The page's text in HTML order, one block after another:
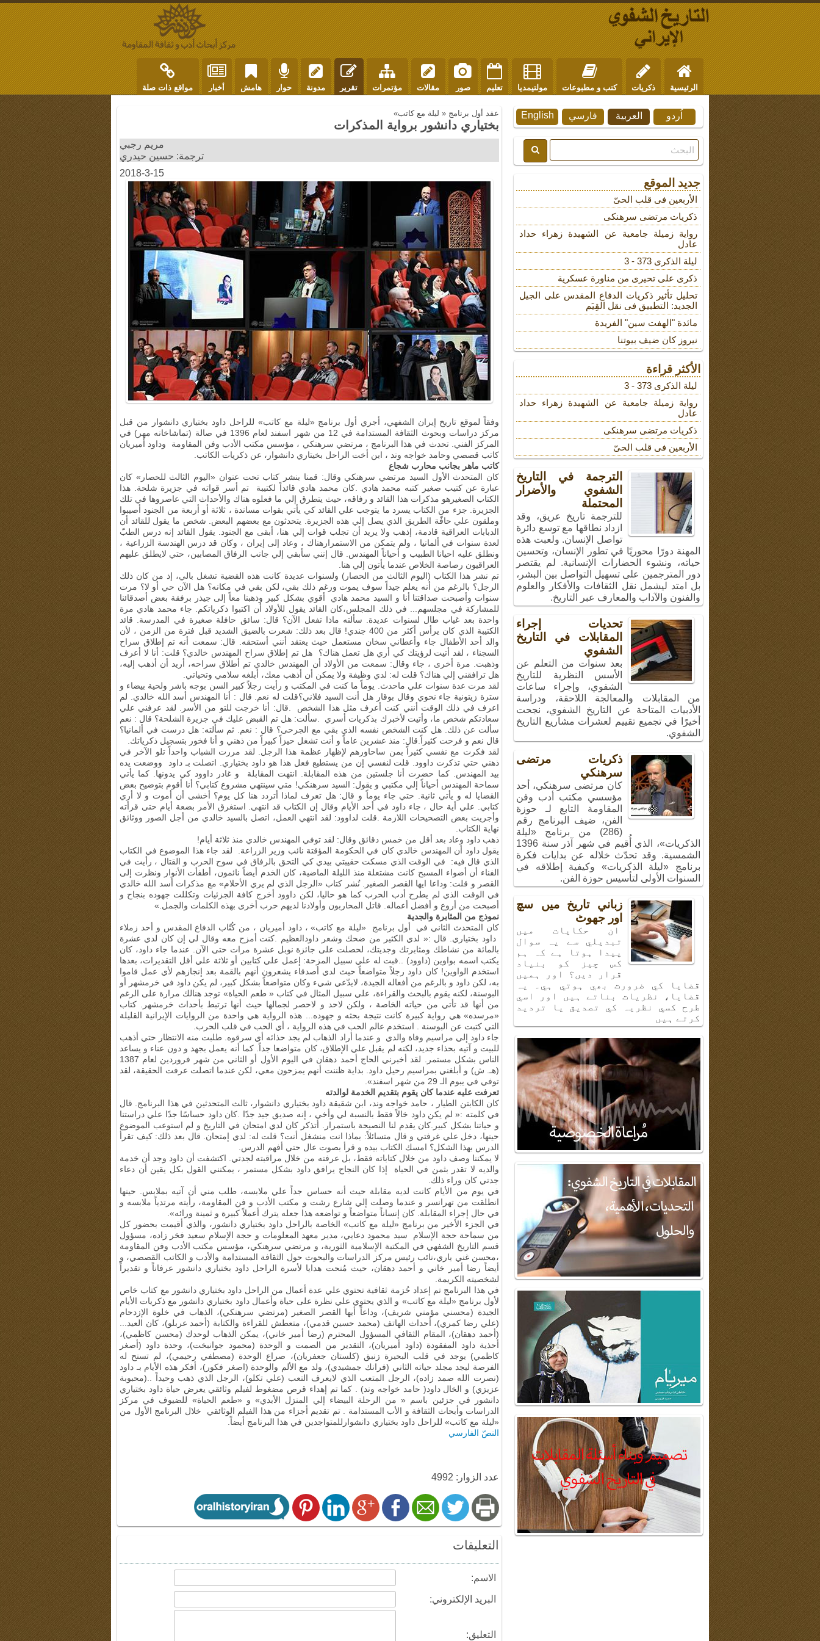
الرئيسية ذكريات كتب و مطبوعات مولتيمديا تعليم صور مقالات مؤتمرات تقرير مدونة حوار هامش أخبار مواقع ذات صلة
عقد أول برنامج « ليلة مع كاتب»
بختياري دانشور برواية المذكرات
مريم رجبي
ترجمة: حسين حيدري
2018-3-15
وفقاً لموقع تاريخ إيران الشفهي، أجري أول برنامج «ليلة مع كاتب» للراحل داود بختياري دانشوار من قبل
مركز دراسات وبحوث الثقافة المستدامة في 12 من شهر اسفند لعام 1396 في صالة (تماشاخانه مهر) في
المركز الفني. تحدث في هذا البرنامج ، مرتضي سرهنكي ، مؤسس مكتب الأدب وفن المقاومة وداود أميريان
كاتب قصصي وحامد خواجه وند ، ابن أخت الراحل بخيتاري دانشوار، عن ذكريات الكاتب
كاتب ماهر بجانب محارب شجاع
كان المتحدث الأول السيد مرتضي سرهنكي وقال: قمنا بنشر كتاب تحت عنوان «اليوم الثالث للحصار» كان
عبارة عن كتيب صغير كتبه محمد هادي .كان محمد هادي قائداً لكتيبة تم أسر قواته في جزيرة شلحة. هذا
الكتاب الصغيرهو مذكرات هذا القائد و رفاقه، حيث يتطرق إلي ما فعلوه هناك والأحداث التي عاصروها في تلك
الجزيرة. جزء من الكتاب يسرد ما يتوجب علي القائد كي يأتي بقوات مساندة ، ثلاثة أو أربعة من الجنود أصيبوا
وملقون علي حافّة الطريق الذي يصل إلي هذه الجزيرة. يتحدثون مع بعضهم البعض. شخص ما يقول للقائد أن
الدبابات العراقية قادمة، إذهب ولا يريد أن تجلب قوات إلي هنا، أبقى مع الجنود. يقول القائد إنه درس الطبّ
لعدة سنوات في ألمانيا ، ولم يتمكن من الاستمرارهناك ، وعاد إلى إيران ، وكان قد درس الهندسة الزراعية ،
ونطلق عليه احيانا الطبيب و أحياناً المهندس. قال إنني سأبقي إلي جانب الرفاق المصابين، حتي لايطلق عليهم
العراقيون رصاصة الخلاص عندما يأتون إلي هنا.
تم نشر هذا الكتاب (اليوم الثالث من الحصار) ولسنوات عديدة كانت هذه القضية تشغل بالي، إذ من كان ذلك
الرجل؟ بالرغم من أنه يعلم جيداً سوف يموت ورغم ذلك بقي، لكن بقي في مكانه؟ هل الآن حي أو لا؟ مرت
سنوات وأصبحت صداقتنا أنا و السيد محمد هادي أقوي بشكل كبير وذهبنا معاً إلى جيذر برفقة بعض أصدقائنا
للمشاركة في مجلسهم... في ذلك المجلس،كان القائد يقول للأولاد أن اكتبوا ذكرياتكم. جاء محمد هادي مرة
واحدة بعد غياب طال لسنوات عديدة. سألته ماذا تفعل الآن؟ قال: سائق حافلة صغيرة في المدرسة. قائد
الكتيبة الذي كان يرأس أكثر من 400 جندي! قال بعد ذلك: شعرت بالضيق الشديد قبل فترة من الزمن ، لأن
والد أحد الأطفال جاء وأعطاني سخان مستعمل حيث يعتقد أنني أستحقه. قال: سمعت أنه تم إطلاق سراح
السجناء ، لقد أتيت لرؤيتك كي أري هل تعمل هناك؟ هل تم إطلاق سراح المهندس خالدي؟ قلت: أنا لا أعرف
وذهبت. مرة أخرى ، جاء وقال: سمعت من الأولاد أن المهندس خالدي تم أطلاق سراحه، أريد أن أذهب إليه،
هل ترافقني إلي هناك؟ قلت له: لدي وظيفة ولا يمكن أن أذهب معك، أبلغه سلامي وتحياتي.
لقد مرت عدة سنوات علي ماحدث. يوماً ما كنت في المكتب و رأيت رجلاً كبير السن بوجه باشر ولحية بيضاء و
سترة زيتونية جاء نحوي وقال بوقار هل أنت السيد فلاني؟قلت له نعم. قال : أنا المهندس أسد الله خالدي. لم
اعرف في ذلك الوقت أنني كنت أعرف مثل هذا الشخص
قال: أنا خرجت للتو من الأسر
لقد عرفني علي
سعادتكم شخص ما، وأتيت لأخبرك بذكريات أسري
سألت: هل تم القبض عليك في جزيرة الشلحة؟ قال : نعم
سألت عن ذلك. هل كنت الشخص نفسه الذي بقي مع الجرحى؟ قال : نعم. ثم سألته: هل درست في ألمانيا؟
قال نعم و فرحت كثيراً.قال: منذ عشرين عاماً و أنت تشغل حيزاً كبيراً من ذهني و أنا فخور بتسجيل ذكرياتك.
لقد فكرت مع نفسي كثيراً بمن ساحاورهم لإظهار عظمة هذا الرجل. لقد مررت الشباب واحداً تلو الآخر في
ذهني حتي تذكرت داوود. قلت لنفسي إن من يستطيع فعل هذا هو داود بختياري
اتصلت بـ داود ووضعت يده
بيد المهندس. كما حضرت أنا جلستين من هذه المقابلة. انتهت المقابلة و غادر داوود كي يدونها. كما يأتي
سماحة المهندس أحياناً إلي مكتبي و يقول: السيد سرهنكي! متي سينتهي مشروع كتابي؟ أنا أقوم بتوضيح بعض
القضايا له و يأتي ثانية. حتي جاء يوماً و قال: هل تعرف لماذا أتردد هنا كل يوم؟ أخشى أن أموت و لا أري
كتابي
علي أية حال ، جاء داود في أحد الأيام وقال إن الكتاب قد انتهى
استغرق الأمر بضعة أيام حتى قرأته
وأجريت بعض التصحيحات اللازمة
قلت لداوود: لقد انتهي العمل، اتصل بالسيد خالدي من أجل الصور ووثائق
نهاية الكتاب.
ذهب داود وعاد بعد أقل من خمس دقائق وقال: لقد توفي المهندس خالدي منذ ثلاثة أيام!
يقول داود أن المهندس خالدي كان في الحكومة المؤقتة نائب وزير الزراعة. لقد جاء هذا الموضوع في الكتاب
الذي قال فيه: في الوقت الذي مسكت حقيبتي بيدي كي التحق بالرفاق في سوح الحرب و القتال ، رأيت في
الفناء أن أضواء المسبح كانت مشتعلة منذ الليلة الماضية، كان الخدم أيضاً نائمون، أطفأت الأنوار ونظرت إلى
القصر و قلت: وداعا ايها القصر الصغير. نُشر كتاب «الرجل الذي لم يري الأحلام» مع مذكرات أسد الله خالدي
في الوقت الذي لم يطرح أدب الحرب كما هو حاليا، لكن داوود أخرج كافة الجزئيات وتكللت جهوده بنجاح و
أصبحت من أروع و أفضل أعماله. قاتل المحاربون وأولادنا لديهم حرب أخرى بهذه الكلمات والجمل »
نموذج من المثابرة والجدية
كان المتحدث الثاني في أول برنامج «ليلة مع كاتب» ، داود أميريان ، من كُتّاب الدفاع المقدس و أحد زملاء
داود بختياري
قال :« لدي الكثير من ضحك وشعر داودالعظيم
كنت أمزح معه وقال لي إن كان لدي عشرة
بالمائة من نشاطك ومثابرتك وجديتك، لحصلت على جائزة نوبل عشرة مرات حتى الآن
عندما جاء داود، كان
يكتب اسمه بواوين (داوود) ..قبت له علي سبيل المزحة: إعمل علي كتابين أو ثلاثة علي أقل التقديرات، بعدها
استخدم الواوين! كان داود رجلاً متواضعاً حيث لدي أصدقاء يشعرون أنهم بالقمة بعد إنجازهم لأي عمل قاموا
به، لكن داود و بالرغم من أفعاله الجيدة، لايدّعي شيء وكان متواضعاً بشكل كبير، لم يكن داود في خرمشهر أو
البوسنة، لكنه يقوم بالبحث والقراءة، علي سبيل المثال في كتاب « طعم الحياة» توجد هنالك مرارة على الرغم
من أنها قد تأتي من حياته الخاصة ، ولكن لاحد و لاحصر لجمالها حيث أنها ترتبط بأحداث خرمشهر. كتاب
«مرسده» هي رواية كبيرة كانت نتيجة بحثه و جهوده... هذه الرواية هي واحدة من الروايات الإيرانية القليلة
التي كتبت عن البوسنة
استخدم عالم الحب في هذه الرواية ، أي الحب في قلب الحرب
جاء داود إلي مراسيم وفاة والدي و عندما أراد الذهاب لم يجد حذائه أي سرقوه. طلبت منه الانتظار حتي أذهب
للبيت و آتيه بحذاء جديد، لكنه لم يقبل علي الإطلاق، كان متواضعا جداً. كما أنه يعمل بجهد و دون عناء و يساعد
الناس بشكل مستمر. لقد أخبرني الحاج أحمد دهقان في اليوم الأول أو الثاني من شهر فروردين لعام 1387
(هـ. ش) و أبلغني بمراسيم رحيل داود. بداية ظننت أنهم يمزحون معي، لكن عندما اتصلت عرفت الحقيقة، لقد
توفي في يبوم الـ 29 من شهر اسفند».
تعرفت عليه عندما كان يقوم بتقديم الخدمة لوالدته
كان الكابتن الطيار ، حامد خواجه وند، ابن شقيقة داود بختياري دانشوار، ثالث المتحدثين في هذا البرنامج
قال
في كلمته :« لم يكن داود خالاً فقط بالنسبة لي وأخي ، إنه صديق جيد جدًا
كان داود حساسًا جدًا علي دراستنا
و حياتنا بشكل كبير.كان يقدم لنا النصيحة باستمرار. أتذكر كان لدي امتحان في التاريخ و لم استوعب الموضوع
حينها، دخل علي غرفتي و قال متسائلاً: بماذا انت منشغل أنت؟ قلت له: لدي إمتحان. قال بعد ذلك: كيف تقرأ
الدرس بهذا الشكل؟ امسك الكتاب بيده و قرأ بصوت عال حتي أفهم الدرس.
لا يمكننا وصف داود من خلال كتاباته فقط، بل عرفته من خلال مراقبته لجدتي. اكتشفت أن داود وجد أن خدمة
والديه لا تقدر بثمن في الحياة إذا كان النجاح يرافق داود بشكل مستمر ، يمكنني القول بكل يقين أن دعاء
جدتي كان وراء ذلك.
في يوم من الأيام كانت لديه مقابلة حيث أنه حساس جداً علي ملابسه، طلب مني أن آتيه بملابس. حينها
انطلقت من تهرانسر و عندما وصلت إلي شارع رشت و مكتب الأدب و فن المقاومة، رأيته مرتدياً ملابسه و
في حال إجراء المقابلة. كان إنساناً متواضعاً و تواضعه هذا جعله يترك أعملاً كبيرة و ثمينة ورائه».
في الجزء الأخير من برنامج «ليلة مع كاتب» الخاصة بالراحل داود بختياري دانشور، والذي أقيمت بحضور كل
من سماحة حجة الإسلام سيد محمود دعايي، مدير معهد المعلومات و حجة الإسلام سعيد فخر زاده، مسؤول
قسم التاريخ الشفهي في المكتبة الإسلامية الثورية، و مرتضي سرهنكي، مؤسس مكتب الأدب وفن المقاومة
،محسن غني ياري،نائب رئيس مركز الدراسات والبحوث حول الثقافة المستدامة والأدب و الكاتب القصصي، و
أيضاً رضا أمير خاني و أحمد دهقان، حيث مُنحت هدايا لأسرة الراحل داود بختياري دانشور عرفاناً و تقديراً
لشخصيته الكريمة.
في هذا البرنامج تم إعداد حُزمة ثقافية تحتوي علي عدة أعمال من الراحل داود بختياري دانشور مع كتاب خاص
لأول برنامج «ليلة مع كاتب» و الذي يحتوي علي نظرة على حياة وأعمال داود بختياري دانشور مع ذكريات الأيام
الجيدة (محسني مؤمني شريف)، وداعاً أيها القصر الصغير (مرتضي سرهنكي)، الذهاب في خلوة الإزدحام
(علي رضا كمري)، أحداث الهاتف (محمد حسين قدمي)، متعطش للقراءة والكتابة (أحمد عربلو)، كان العيد...
(أحمد دهقان)، المقام الثقافي المسؤول المحترم (رضا أمير خاني)، يمكن الذهاب لوحدك (محسن كاظمي)،
أحذية داود المفقودة (داود أميريان)، التقدير من الصمت و الوحدة (محمود جوانبخت)، وحدة داود (أصغر
كاظمي) يوجد في قلب البحيرة زنبق (كلستان جعفريان)، صراع الوحدة (مصطفي رحيمي)، لم تسنح له
الفرصة ليجد مجلد حياته الثاني (فرانك جمشيدي)، ولد مع الألم والوحدة (اصغر فكور)، أفكر هذه الأيام بـ داود
(نصرت الله صمد زاده)، الرجل المتعب الذي لايعرف التعب (علي تكلو)، الرجل الذي ذهب وحيداً ..(محبوبة
عزيزي) و الخال داود( حامد خواجه وند) . كما تم إهداء قرص مضغوط لفيلم وثائقي يعرض حياة داود بختياري
دانشور في جزئين باسم « من الرحلة البيضاء إلي المنزل الأبدي» و «طعم الحياة» للضيوف في مركز
الدراسات وأبحاث الثقافة و الأب المستدامة . تم تقديم أجزاء من هذا الفيلم الوثائقي خلال البرنامج الأول من
«ليلة مع كاتب» للراحل داود بختياري دانشوارللمتواجدين في هذا البرنامج أيضاً.
النصّ الفارسي
عدد الزوار: 4992
التعليقات
الاسم:
البريد الإلكتروني:
التعليق:
English فارسي العربية اُردو
جديد الموقع
الأربعین فی قلب الحیّ
ذکریات مرتضى سرهنکی
روایة زمیلة جامعیة عن الشهیدة زهراء حداد
عادل
لیلة الذکرى 373 - 3
ذکری علی تحیری من مناورة عسکریة
تحلیل تأثیر ذکریات الدفاع المقدس على الجیل
الجدید: التطبیق فی نقل القِیَم
مائدة "الهفت سین" الفریدة
نیروز کان ضیف بیوتنا
الأكثر قراءة
لیلة الذکرى 373 - 3
روایة زمیلة جامعیة عن الشهیدة زهراء حداد
عادل
ذکریات مرتضى سرهنکی
الأربعین فی قلب الحیّ
الترجمة في التاريخ
الشفوي والأضرار
المحتملة
للترجمة تاريخ عريق، وقد
ازداد نطاقها مع توسع دائرة
تواصل الإنسان. ولعبت هذه
المهنة دورًا محوريًا في تطور الإنسان، وتحسين
حياته، ونشوء الحضارات الإنسانية. لم يقتصر
دور المترجمين على تسهيل التواصل بين البشر،
بل امتد ليشمل نقل الثقافات والأفكار والعلوم
والفنون والآداب والمعارف عبر التاريخ.
تحديات إجراء
المقابلات في التاريخ
الشفوي
بعد سنوات من التعلم عن
الأسس النظرية للتاريخ
الشفوي، وإجراء ساعات
من المقابلات والمعالجة اللاحقة، ودراسة
الأدبيات المتاحة عن التاريخ الشفوي، نجحت
أخيرًا في تجميع تقييم لعشرات مشاريع التاريخ
الشفوي.
ذكريات مرتضى
سرهنكي
كان مرتضى سرهنكي، أحد
مؤسسي مكتب أدب وفن
المقاومة التابع لـ حوزة
الفن، ضيف البرنامج رقم
(286) من برنامج «ليلة
الذكريات»، الذي أُقيم في شهر آذر سنة 1396
الشمسية. وقد تحدّث خلاله عن بدايات فكرة
برنامج «ليلة الذكريات» وكيفية إطلاقه في
السنوات الأولى لتأسيس حوزة الفن.
زباني تاريخ ميں سچ
اور جھوٹ
ان حكايات ميں
تبديلي سے يہ سوال
پيدا ہوتا ہے كہ ہم
كس چيز كو بنياد
قرار ديں؟ اور ہميں
قضايا كي ضرورت بھي ہوتي ہي۔ يہ
قضايا، نظريات بناتے ہيں اور اسي
طرح كسي نظريہ كي تصديق يا ترديد
كرتے ہيں